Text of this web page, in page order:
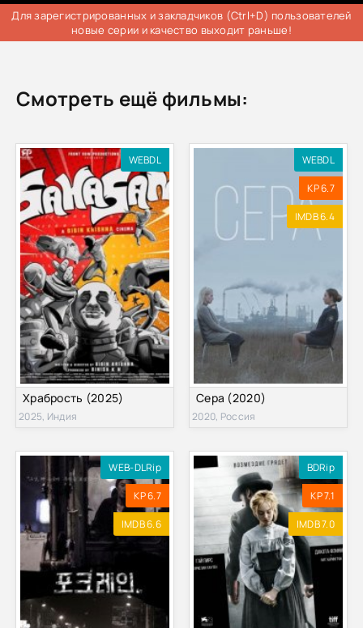
Для зарегистрированных и закладчиков (Ctrl+D) пользователей
новые серии и качество выходит раньше!
Смотреть ещё фильмы:
WEBDL
Храбрость (2025)
2025, Индия
WEBDL
KP 6.7
IMDB 6.4
Сера (2020)
2020, Россия
WEB-DLRip
KP 6.7
IMDB 6.6
BDRip
KP 7.1
IMDB 7.0